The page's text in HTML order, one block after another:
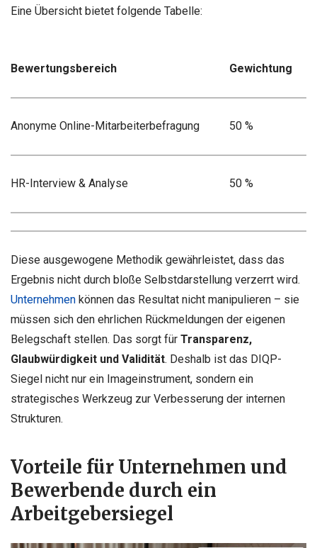
Eine Übersicht bietet folgende Tabelle:
Bewertungsbereich Gewichtung
Anonyme Online-Mitarbeiterbefragung 50 %
HR-Interview & Analyse 50 %
Diese ausgewogene Methodik gewährleistet, dass das
Ergebnis nicht durch bloße Selbstdarstellung verzerrt wird.
Unternehmen können das Resultat nicht manipulieren – sie
müssen sich den ehrlichen Rückmeldungen der eigenen
Belegschaft stellen. Das sorgt für Transparenz,
Glaubwürdigkeit und Validität. Deshalb ist das DIQP-
Siegel nicht nur ein Imageinstrument, sondern ein
strategisches Werkzeug zur Verbesserung der internen
Strukturen.
Vorteile für Unternehmen und
Bewerbende durch ein
Arbeitgebersiegel